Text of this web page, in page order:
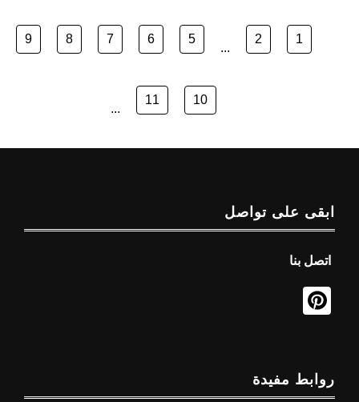
1
2
...
5
6
7
8
9
10
11
...
ابقى على تواصل
اتصل بنا
روابط مفيدة